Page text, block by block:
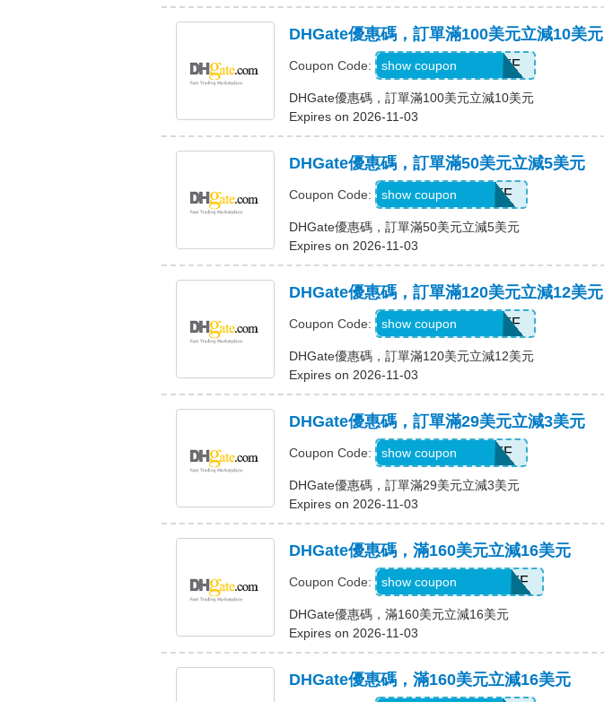
DHGate優惠碼，訂單滿100美元立減10美元
Coupon Code: DH2026AUG10OFF
show coupon
DHGate優惠碼，訂單滿100美元立減10美元
Expires on 2026-11-03
DHGate優惠碼，訂單滿50美元立減5美元
Coupon Code: DH2026AUG5OFF
show coupon
DHGate優惠碼，訂單滿50美元立減5美元
Expires on 2026-11-03
DHGate優惠碼，訂單滿120美元立減12美元
Coupon Code: DH2026AUG12OFF
show coupon
DHGate優惠碼，訂單滿120美元立減12美元
Expires on 2026-11-03
DHGate優惠碼，訂單滿29美元立減3美元
Coupon Code: DH2026AUG3OFF
show coupon
DHGate優惠碼，訂單滿29美元立減3美元
Expires on 2026-11-03
DHGate優惠碼，滿160美元立減16美元
Coupon Code: DH2026AUG160OFF
show coupon
DHGate優惠碼，滿160美元立減16美元
Expires on 2026-11-03
DHGate優惠碼，滿160美元立減16美元